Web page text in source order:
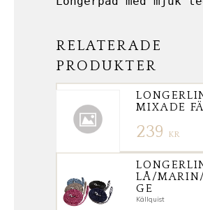
RELATERADE
PRODUKTER
MIXADE
239 KR
LÅ/
GE
Källquist